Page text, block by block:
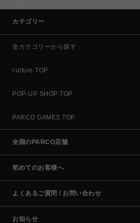
カテゴリー
全カテゴリーから探す
culture TOP
POP-UP SHOP TOP
PARCO GAMES TOP
全国のPARCO店舗
初めてのお客様へ
よくあるご質問 / お問い合わせ
お知らせ